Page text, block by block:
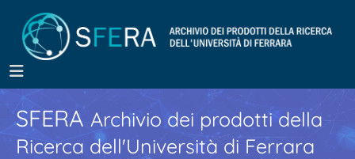
SFERA Archivio dei prodotti della
Ricerca dell'Università di Ferrara